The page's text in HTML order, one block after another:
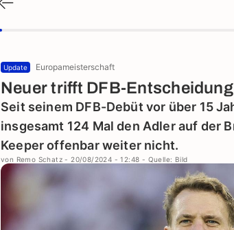
Update Europameisterschaft
Neuer trifft DFB-Entscheidung
Seit seinem DFB-Debüt vor über 15
insgesamt 124 Mal den Adler auf der
Keeper offenbar weiter nicht.
von Remo Schatz - 20/08/2024 - 12:48 - Quelle: Bild